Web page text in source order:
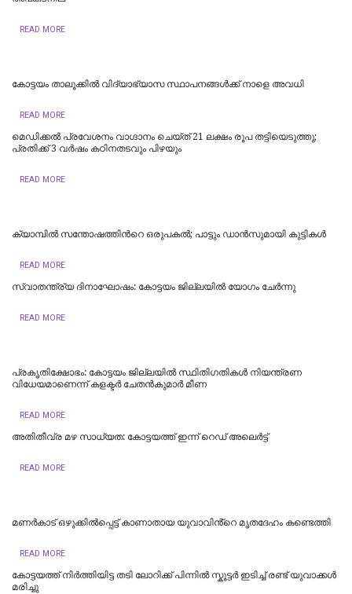
READ MORE
കോട്ടയം താലൂക്കില്‍ വിദ്യാഭ്യാസ സ്ഥാപനങ്ങള്‍ക്ക് നാളെ അവധി
READ MORE
മെഡിക്കൽ പ്രവേശനം വാഗ്ദാനം ചെയ്ത് 21 ലക്ഷം രൂപ തട്ടിയെടുത്തു;
പ്രതിക്ക് 3 വർഷം കഠിനതടവും പിഴയും
READ MORE
ക്യാമ്പിൽ സന്തോഷത്തിന്‍റെ ഒരുപകൽ; പാട്ടും ഡാൻസുമായി കുട്ടികൾ
READ MORE
സ്വാതന്ത്ര്യ ദിനാഘോഷം: കോട്ടയം ജില്ലയില്‍ യോഗം ചേർന്നു
READ MORE
പ്രകൃതിക്ഷോഭം: കോട്ടയം ജില്ലയിൽ സ്ഥിതിഗതികൾ നിയന്ത്രണ
വിധേയമാണെന്ന് കളക്ടർ ചേതൻകുമാർ മീണ
READ MORE
അതിതീവ്ര മഴ സാധ്യത: കോട്ടയത്ത് ഇന്ന് റെഡ് അലെർട്ട്
READ MORE
മണർകാട് ഒഴുക്കിൽപ്പെട്ട് കാണാതായ യുവാവിൻ്റെ മൃതദേഹം കണ്ടെത്തി
READ MORE
കോട്ടയത്ത് നിർത്തിയിട്ട തടി ലോറിക്ക് പിന്നിൽ സ്കൂട്ടർ ഇടിച്ച് രണ്ട് യുവാക്കൾ
മരിച്ചു